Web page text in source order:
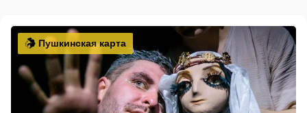
Пушкинская карта